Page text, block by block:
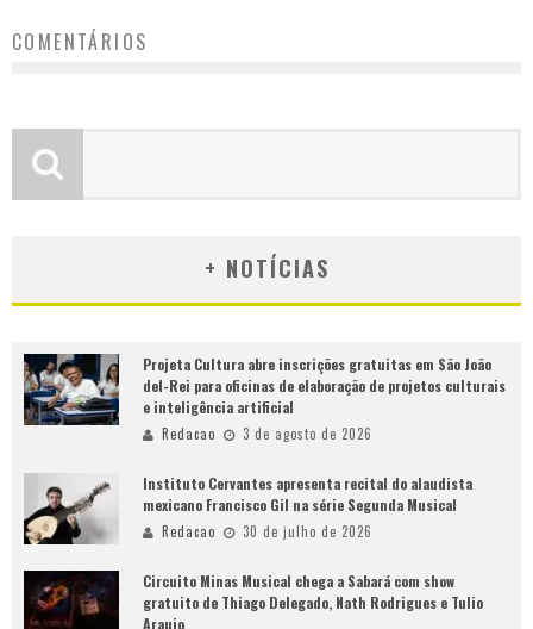
COMENTÁRIOS
+ NOTÍCIAS
Projeta Cultura abre inscrições gratuitas em São João
del-Rei para oficinas de elaboração de projetos culturais
e inteligência artificial
Redacao 3 de agosto de 2026
Instituto Cervantes apresenta recital do alaudista
mexicano Francisco Gil na série Segunda Musical
Redacao 30 de julho de 2026
Circuito Minas Musical chega a Sabará com show
gratuito de Thiago Delegado, Nath Rodrigues e Tulio
Araujo